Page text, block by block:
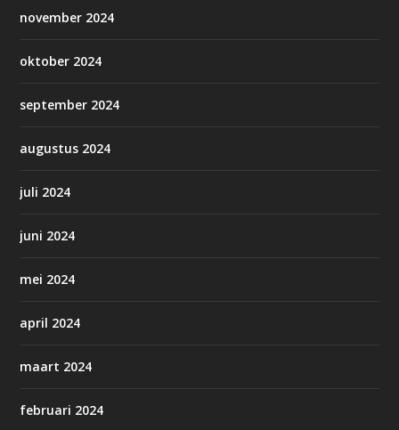
november 2024
oktober 2024
september 2024
augustus 2024
juli 2024
juni 2024
mei 2024
april 2024
maart 2024
februari 2024